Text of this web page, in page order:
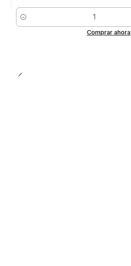
Cantidad
Comprar ahora